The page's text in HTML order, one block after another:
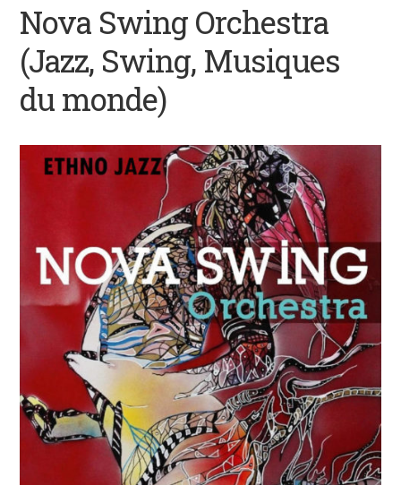
Nova Swing Orchestra
(Jazz, Swing, Musiques
du monde)